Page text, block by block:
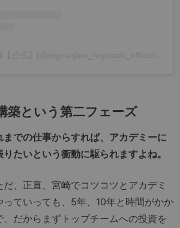
築という第二フェーズ
での仕事からすれば、アカデミーに
たいという衝動に駆られますよね。
、正直、宮崎でコツコツとアカデミ
っていっても、5年、10年と時間がかか
、だからまずトップチームへの投資を